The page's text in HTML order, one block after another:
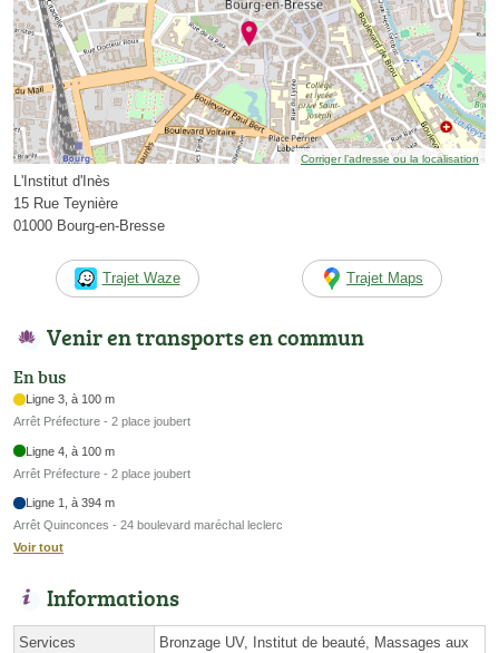
Corriger l’adresse ou la localisation
L'Institut d'Inès
15 Rue Teynière
01000 Bourg-en-Bresse
Trajet Waze Trajet Maps
Venir en transports en commun
En bus
Ligne 3, à 100 m
Arrêt Préfecture - 2 place joubert
Ligne 4, à 100 m
Arrêt Préfecture - 2 place joubert
Ligne 1, à 394 m
Arrêt Quinconces - 24 boulevard maréchal leclerc
Voir tout
Informations
Services
Bronzage UV, Institut de beauté, Massages aux